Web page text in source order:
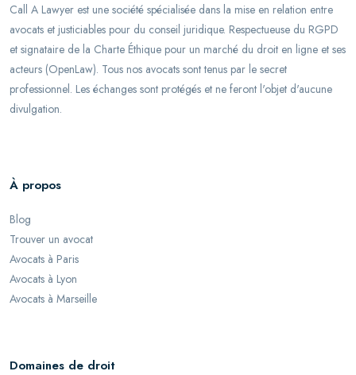
Call A Lawyer est une société spécialisée dans la mise en relation entre
avocats et justiciables pour du conseil juridique. Respectueuse du RGPD
et signataire de la Charte Éthique pour un marché du droit en ligne et ses
acteurs (OpenLaw). Tous nos avocats sont tenus par le secret
professionnel. Les échanges sont protégés et ne feront l'objet d'aucune
divulgation.
À propos
Blog
Trouver un avocat
Avocats à Paris
Avocats à Lyon
Avocats à Marseille
Domaines de droit